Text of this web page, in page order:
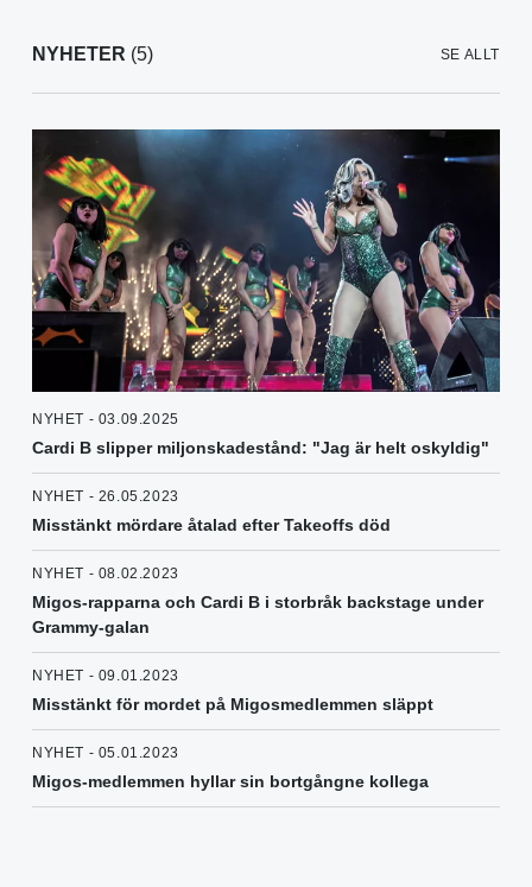
NYHETER (5) SE ALLT
NYHET - 03.09.2025
Cardi B slipper miljonskadestånd: "Jag är helt oskyldig"
NYHET - 26.05.2023
Misstänkt mördare åtalad efter Takeoffs död
NYHET - 08.02.2023
Migos-rapparna och Cardi B i storbråk backstage under
Grammy-galan
NYHET - 09.01.2023
Misstänkt för mordet på Migosmedlemmen släppt
NYHET - 05.01.2023
Migos-medlemmen hyllar sin bortgångne kollega